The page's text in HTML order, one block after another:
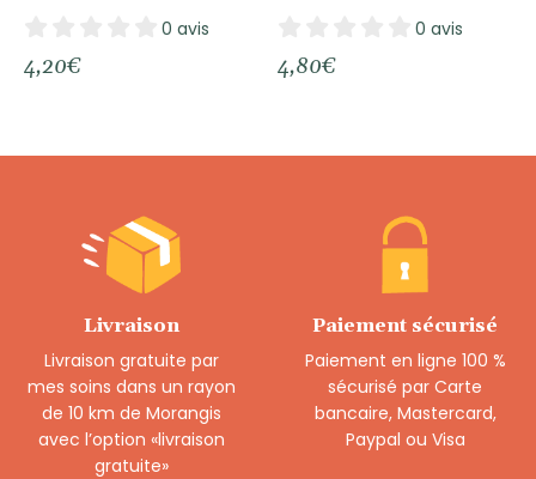
0 avis
4,20€
0 avis
4,80€
Livraison
Livraison gratuite par
mes soins dans un rayon
de 10 km de Morangis
avec l’option «livraison
gratuite»
Paiement sécurisé
Paiement en ligne 100 %
sécurisé par Carte
bancaire, Mastercard,
Paypal ou Visa